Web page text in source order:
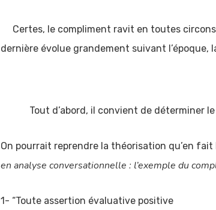
Certes, le compliment ravit en toutes
dernière évolue grandement suivant l’époque,
Tout d’abord, il convient de déterminer le
On pourrait reprendre la théorisation qu’en
en analyse conversationnelle : l’exemple du
1- “Toute assertion évaluative positive